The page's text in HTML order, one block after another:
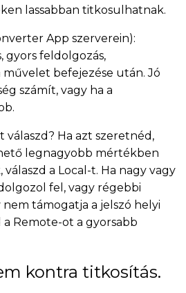
lassabban titkosulhatnak.
App szerverein):
gyors feldolgozás,
befejezése után. Jó
számít, vagy ha a
Ha azt szeretnéd,
legnagyobb mértékben
a Local-t. Ha nagy vagy
fel, vagy régebbi
támogatja a jelszó helyi
a Remote-ot a gyorsabb
kontra titkosítás.